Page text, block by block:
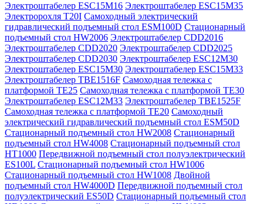
Электроштабелер ESC15M16 Электроштабелер ESC15M35
Электророхля T20I Самоходный электрический
гидравлический подъемный стол ESM100D Стационарный
подъемный стол HW2006 Электроштабелер CDD2016
Электроштабелер CDD2020 Электроштабелер CDD2025
Электроштабелер CDD2030 Электроштабелер ESC12M30
Электроштабелер ESC15M30 Электроштабелер ESC15M33
Электроштабелер TBE1516F Самоходная тележка с
платформой TE25 Самоходная тележка с платформой TE30
Электроштабелер ESC12M33 Электроштабелер TBE1525F
Самоходная тележка с платформой TE20 Самоходный
электрический гидравлический подъемный стол ESM50D
Стационарный подъемный стол HW2008 Стационарный
подъемный стол HW4008 Стационарный подъемный стол
HT1000 Передвижной подъемный стол полуэлектрический
ES100L Стационарный подъемный стол HW1006
Стационарный подъемный стол HW1008 Двойной
подъемный стол HW4000D Передвижной подъемный стол
полуэлектрический ES50D Стационарный подъемный стол